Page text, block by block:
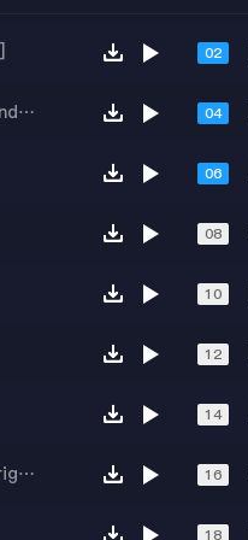
02
【韩国Bounce】Turbotronic Feel The Vibe (Extended Mix) 04
06
08
10
12
14
【韩风弹跳】For VIP - Franken Bishu H.O.U.S.E (Original Mix) 16
18